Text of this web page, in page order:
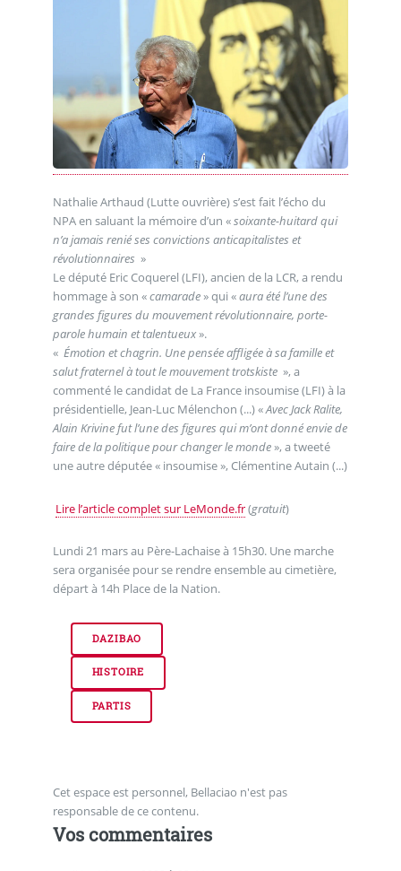
Nathalie Arthaud (Lutte ouvrière) s’est fait l’écho du
NPA en saluant la mémoire d’un «soixante-huitard qui
n’a jamais renié ses convictions anticapitalistes et
révolutionnaires »
Le député Eric Coquerel (LFI), ancien de la LCR, a rendu
hommage à son «camarade» qui «aura été l’une des
grandes figures du mouvement révolutionnaire, porte-
parole humain et talentueux».
« Émotion et chagrin. Une pensée affligée à sa famille et
salut fraternel à tout le mouvement trotskiste », a
commenté le candidat de La France insoumise (LFI) à la
présidentielle, Jean-Luc Mélenchon (...) «Avec Jack Ralite,
Alain Krivine fut l’une des figures qui m’ont donné envie de
faire de la politique pour changer le monde», a tweeté
une autre députée « insoumise », Clémentine Autain (...)
Lire l’article complet sur LeMonde.fr(gratuit)
Lundi 21 mars au Père-Lachaise à 15h30. Une marche
sera organisée pour se rendre ensemble au cimetière,
départ à 14h Place de la Nation.
DAZIBAO
HISTOIRE
PARTIS
Cet espace est personnel, Bellaciao n'est pas
responsable de ce contenu.
Vos commentaires